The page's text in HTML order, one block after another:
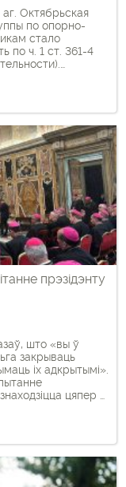
Октябрьская
по опорно-
стало
по ч. 1 ст. 361-4
в пикеты в
[…]
прэзідэнту
што «вы ў
закрываць
іх адкрытымі».
цяпер у
Святасць!